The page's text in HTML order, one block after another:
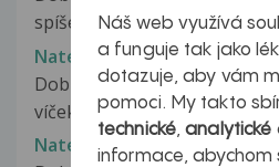
spíše pusa šla jsem k zubaři...
Natékíní očí
Dobrý den,mám problém s
víček.Problém trvá zhruba4
Natekl mi pravý stydký pysk
Náš web využívá
a funguje tak jako
dotazuje, aby vám
pomoci. My takto
technické,analytické
informace, abychom